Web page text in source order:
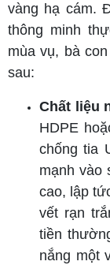
vàng hạ cám.
thông minh
mùa vụ, bà
sau:
Chất liệu
HDPE
chống tia
mạnh vào
cao, lập
vết rạn
tiền
nắng một